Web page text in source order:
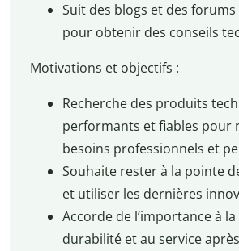
Suit des blogs et des forums
pour obtenir des conseils
Motivations et objectifs :
Recherche des produits
performants et fiables pour
besoins professionnels et
Souhaite rester à la pointe
et utiliser les dernières
Accorde de l’importance à
durabilité et au service